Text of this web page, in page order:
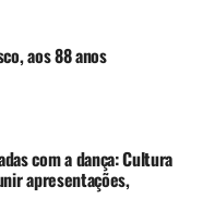
a
não
aos 88 anos
com a dança: Cultura
apresentações,